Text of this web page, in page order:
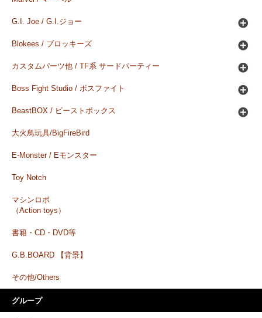
G.I. Joe / G.I.ジョー
Blokees / ブロッキーズ
カスタムパーツ他 / TF系 サードパーティー
Boss Fight Studio / ボスファイト
BeastBOX / ビーストボックス
大火鳥玩具/BigFireBird
E-Monster / Eモンスター
Toy Notch
マシンロボ
（Action toys）
書籍・CD・DVD等
G.B.BOARD 【背景】
その他/Others
グループ